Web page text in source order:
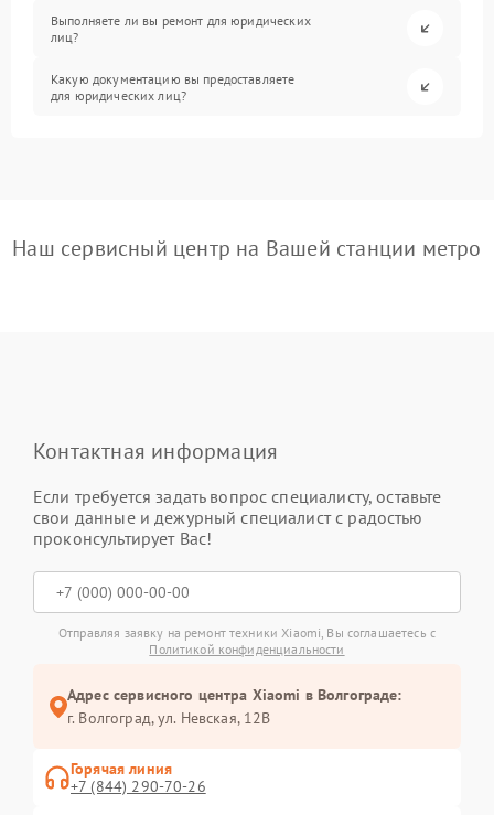
Выполняете ли вы ремонт для юридических
лиц?
Какую документацию вы предоставляете
для юридических лиц?
Наш сервисный центр на Вашей станции метро
Контактная информация
Если требуется задать вопрос специалисту, оставьте
свои данные и дежурный специалист с радостью
проконсультирует Вас!
Отправляя заявку на ремонт техники Xiaomi, Вы соглашаетесь с
Политикой конфиденциальности
Адрес сервисного центра Xiaomi в Волгограде:
г. Волгоград, ул. Невская, 12В
Горячая линия
+7 (844) 290-70-26